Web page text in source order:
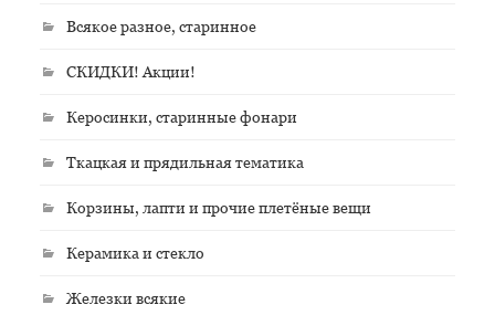
Всякое разное, старинное
СКИДКИ! Акции!
Керосинки, старинные фонари
Ткацкая и прядильная тематика
Корзины, лапти и прочие плетёные вещи
Керамика и стекло
Железки всякие